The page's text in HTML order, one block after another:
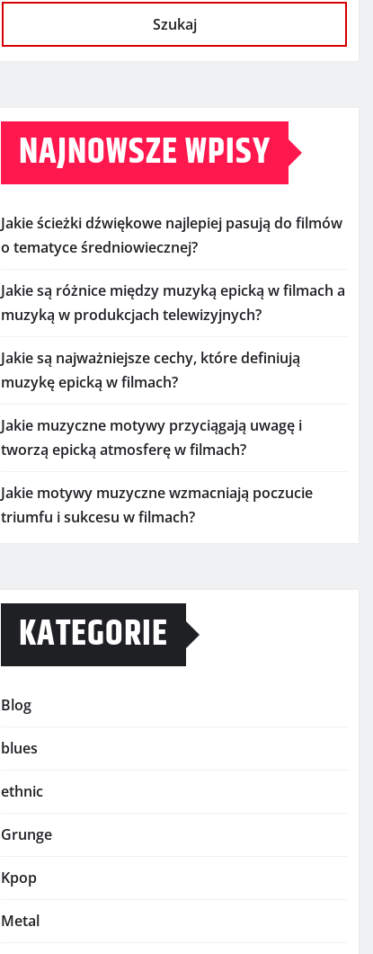
Szukaj
NAJNOWSZE WPISY
Jakie ścieżki dźwiękowe najlepiej pasują do filmów
o tematyce średniowiecznej?
Jakie są różnice między muzyką epicką w filmach a
muzyką w produkcjach telewizyjnych?
Jakie są najważniejsze cechy, które definiują
muzykę epicką w filmach?
Jakie muzyczne motywy przyciągają uwagę i
tworzą epicką atmosferę w filmach?
Jakie motywy muzyczne wzmacniają poczucie
triumfu i sukcesu w filmach?
KATEGORIE
Blog
blues
ethnic
Grunge
Kpop
Metal